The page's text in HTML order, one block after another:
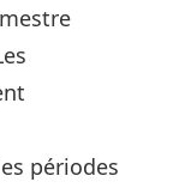
périodes